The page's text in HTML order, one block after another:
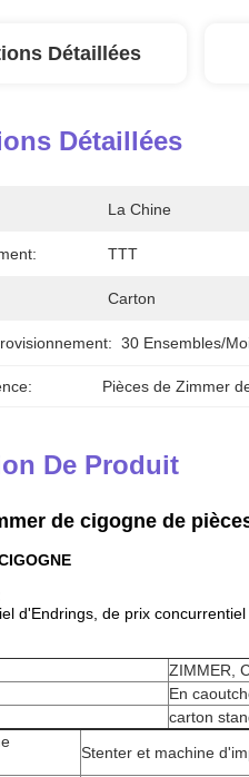
Détaillées
Détaillées
La Chine
TTT
Carton
30 Ensembles/
Pièces de Zimmer
De Produit
de cigogne de
d'Endrings , de prix concurrentiel
ZIMMER,
En
carton
Stenter et machine